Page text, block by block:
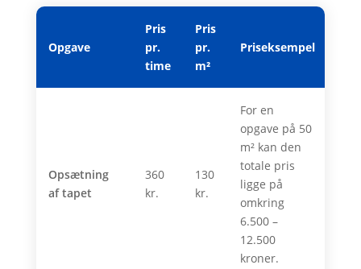
Opgave
Pris
pr.
time
Pris
pr.
m²
Priseksempel
Opsætning
af tapet
360
kr.
130
kr.
For en
opgave på 50
m² kan den
totale pris
ligge på
omkring
6.500 –
12.500
kroner.